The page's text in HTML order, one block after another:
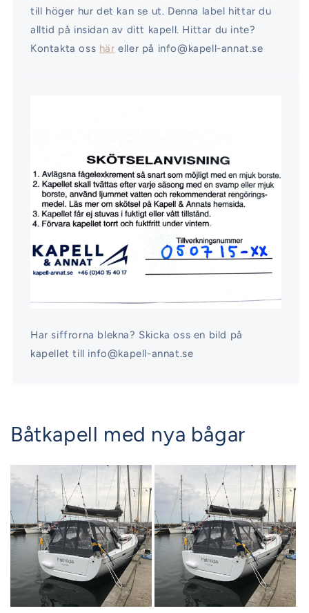
till höger hur det kan se ut. Denna label hittar du
alltid på insidan av ditt kapell. Hittar du inte?
Kontakta oss här eller på info@kapell-annat.se
Har siffrorna blekna? Skicka oss en bild på
kapellet till info@kapell-annat.se
Båtkapell med nya bågar